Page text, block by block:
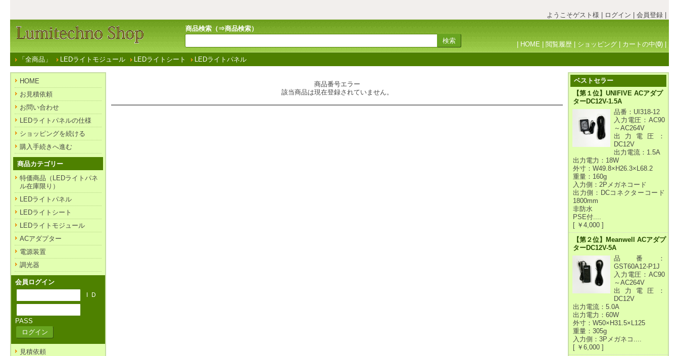
ようこそゲスト様 ログイン 会員登録
HOME 閲覧履歴 ショッピング カートの中(0)
商品検索（⇒商品検索）
「全商品」 LEDライトモジュール LEDライトシート LEDライトパネル
HOME
お見積依頼
お問い合わせ
LEDライトパネルの仕様
ショッピングを続ける
購入手続きへ進む
商品カテゴリー
特価商品（LEDライトパネ
ル在庫限り）
LEDライトパネル
LEDライトシート
LEDライトモジュール
ACアダプター
電源装置
調光器
会員ログイン
ＩＤ
PASS
見積依頼
商品番号エラー
該当商品は現在登録されていません。
ベストセラー
【第１位】UNIFIVE ACアダプ
ターDC12V-1.5A
品番：UI318-12
入力電圧：AC90
～AC264V
出力電圧：
DC12V
出力電流：1.5A
出力電力：18W
外寸：W49.8×H26.3×L68.2
重量：160g
入力側：2Pメガネコード
出力側：DCコネクターコード
1800mm
非防水
PSE付....
[ ￥4,000 ]
【第２位】Meanwell ACアダプ
ターDC12V-5A
品番：
GST60A12-P1J
入力電圧：AC90
～AC264V
出力電圧：
DC12V
出力電流：5.0A
出力電力：60W
外寸：W50×H31.5×L125
重量：305g
入力側：3Pメガネコ....
[ ￥6,000 ]